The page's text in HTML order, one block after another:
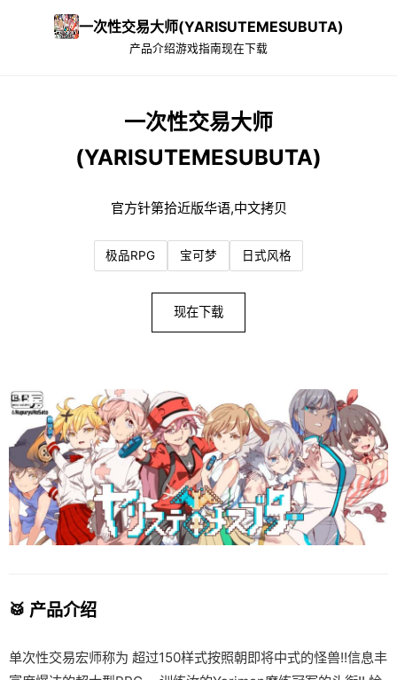
一次性交易大师(YARISUTEMESUBUTA)
产品介绍游戏指南现在下载
一次性交易大师
(YARISUTEMESUBUTA)
官方针第拾近版华语,中文拷贝
极品RPG 宝可梦 日式风格
现在下载
🥁 产品介绍
单次性交易宏师称为 超过150样式按照朝即将中式的怪兽!!信息丰